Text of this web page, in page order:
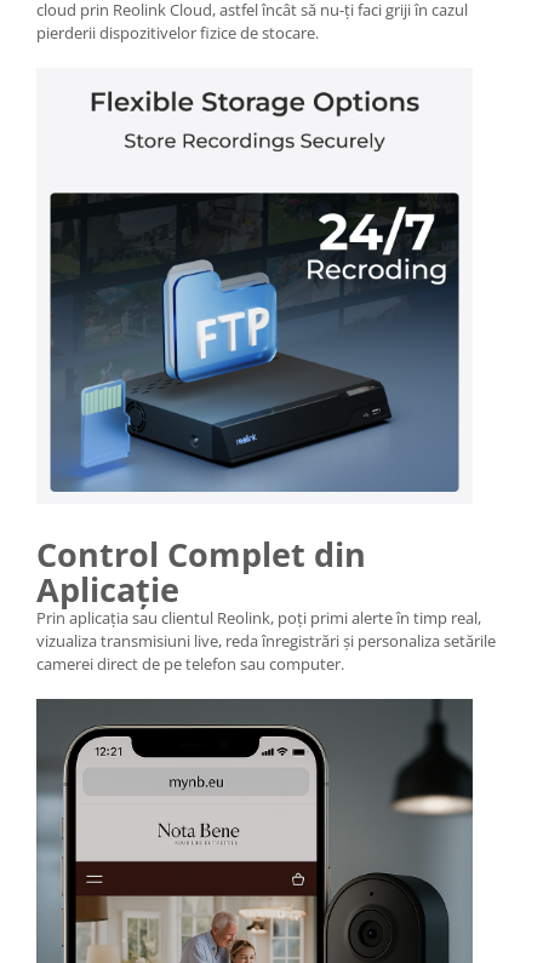
cloud prin Reolink Cloud, astfel încât să nu-ți faci griji în cazul
pierderii dispozitivelor fizice de stocare.
Control Complet din
Aplicație
Prin aplicația sau clientul Reolink, poți primi alerte în timp real,
vizualiza transmisiuni live, reda înregistrări și personaliza setările
camerei direct de pe telefon sau computer.